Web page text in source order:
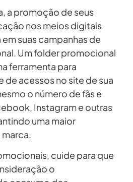
a promoção de seus
nos meios digitais
suas campanhas de
Um folder promocional
ferramenta para
de acessos no site de sua
o número de fãs e
Instagram e outras
uma maior
cuide para que
o